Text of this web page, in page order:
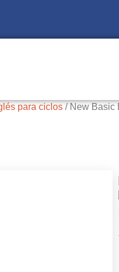
para ciclos / New Basic